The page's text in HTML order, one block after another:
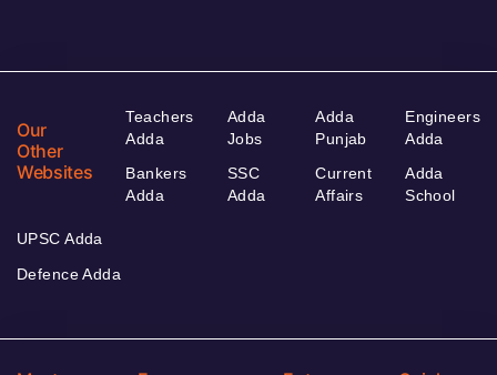
Our
Other
Websites
Teachers
Adda
Bankers
Adda
Adda
Jobs
SSC
Adda
Adda
Punjab
Current
Affairs
Engineers
Adda
Adda
School
UPSC Adda
Defence Adda